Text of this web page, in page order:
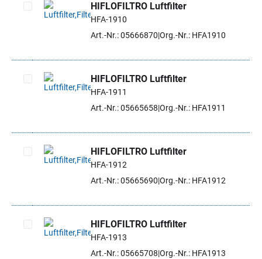
Artikel auswählen
HIFLOFILTRO Luftfilter
HFA-1910
Art.-Nr.: 05666870 Org.-Nr.: HFA1910
Artikel auswählen
HIFLOFILTRO Luftfilter
HFA-1911
Art.-Nr.: 05665658 Org.-Nr.: HFA1911
Artikel auswählen
HIFLOFILTRO Luftfilter
HFA-1912
Art.-Nr.: 05665690 Org.-Nr.: HFA1912
Artikel auswählen
HIFLOFILTRO Luftfilter
HFA-1913
Art.-Nr.: 05665708 Org.-Nr.: HFA1913